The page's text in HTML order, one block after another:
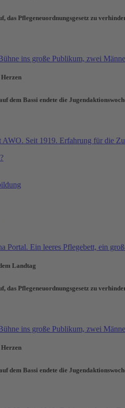
das Pflegeneuordnungsgesetz zu
Herzen
dem Bassi endete die
Landtag
das Pflegeneuordnungsgesetz zu
Herzen
dem Bassi endete die